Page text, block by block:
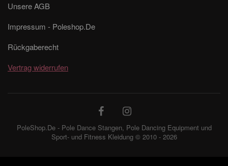
Unsere AGB
Impressum - Poleshop.De
Rückgaberecht
Vertrag widerrufen
PoleShop.De - Pole Dance Stangen, Pole Dancing Equipment und
Sport- und Fitness Kleidung © 2010 - 2026